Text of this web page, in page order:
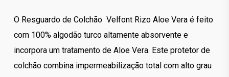
O Resguardo de Colchão Velfont Rizo Aloe Vera é feito
com 100% algodão turco altamente absorvente e
incorpora um tratamento de Aloe Vera. Este protetor de
colchão combina impermeabilização total com alto grau